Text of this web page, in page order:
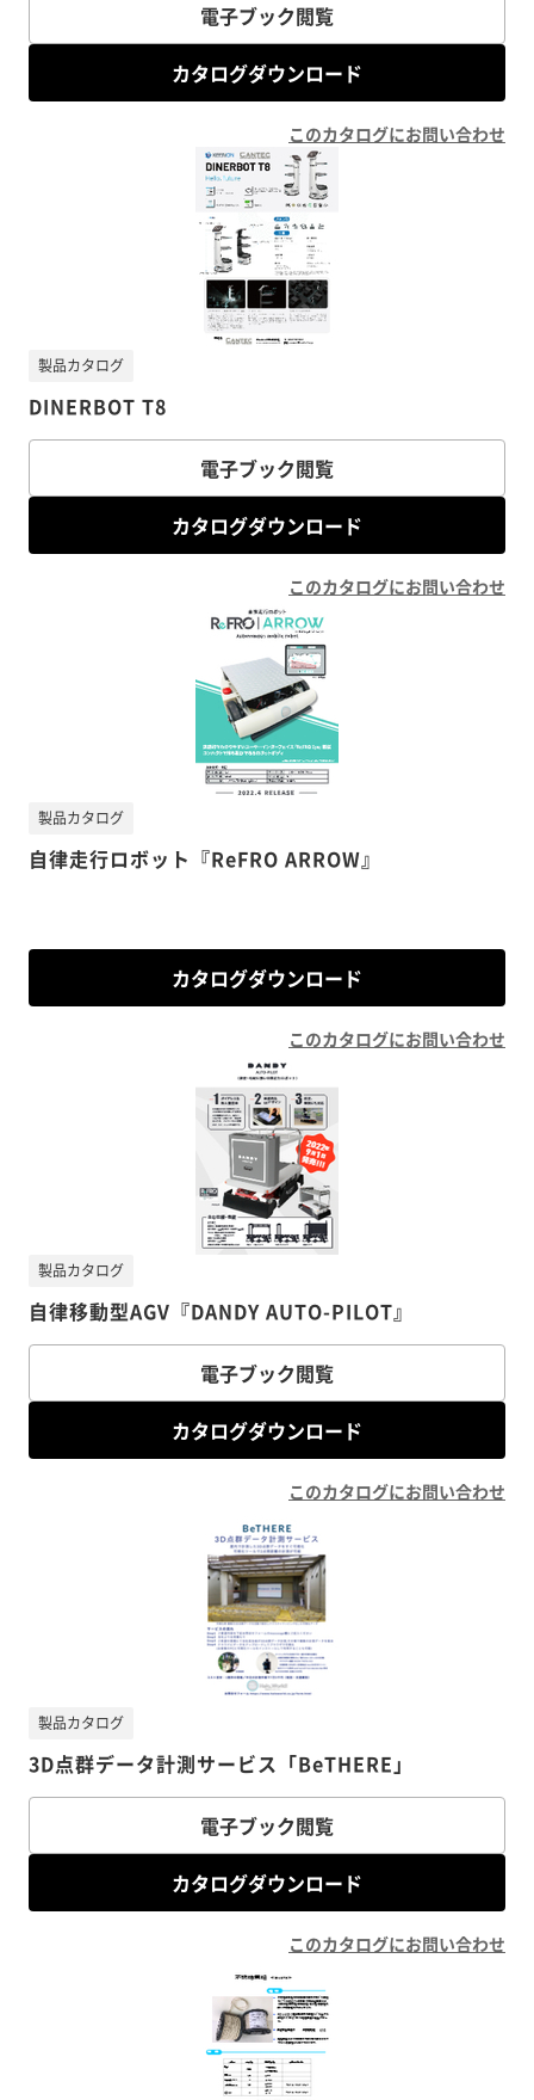
電子ブック閲覧
カタログダウンロード
このカタログにお問い合わせ
DINERBOT T8
製品カタログ
電子ブック閲覧
カタログダウンロード
このカタログにお問い合わせ
自律走行ロボット『ReFRO ARROW』
製品カタログ
カタログダウンロード
このカタログにお問い合わせ
自律移動型AGV『DANDY AUTO-PILOT』
製品カタログ
電子ブック閲覧
カタログダウンロード
このカタログにお問い合わせ
3D点群データ計測サービス「BeTHERE」
製品カタログ
電子ブック閲覧
カタログダウンロード
このカタログにお問い合わせ